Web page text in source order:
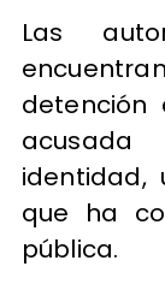
Las
detención
identidad,
que ha
pública.